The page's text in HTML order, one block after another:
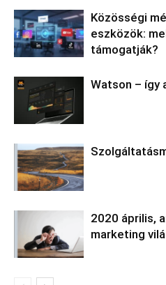
Közösségi
eszközök:
támogatják?
Watson – így
2020 április,
marketing